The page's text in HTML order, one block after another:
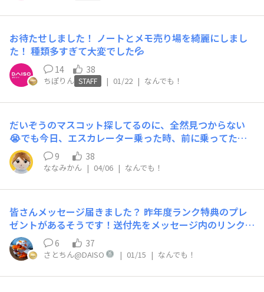
お待たせしました！ ノートとメモ売り場を綺麗にしまし
た！ 種類多すぎて大変でした💦
14 38
ちぽりん STAFF | 01/22 | なんでも！
だいぞうのマスコット探してるのに、全然見つからない
😭でも今日、エスカレーター乗った時、前に乗ってた人
が付けてるの見たから、まだどこかにあると信じたい‼️も
う少し探してみよう。ちなみに明日から入院なので、退院
したら探す‼️
9 38
ななみかん | 04/06 | なんでも！
皆さんメッセージ届きました？ 昨年度ランク特典のプレ
ゼントがあるそうです！送付先をメッセージ内のリンクか
ら入力すれば2月中に届くようです！ うちは入力しまし
た！
6 37
さとちん@DAISO | 01/15 | なんでも！